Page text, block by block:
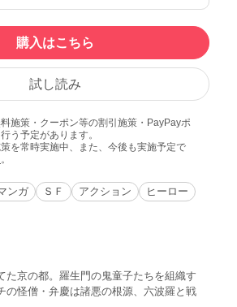
購入はこちら
試し読み
施策・クーポン等の割引施策・PayPayポ
う予定があります。
を常時実施中、また、今後も実施予定で
。
ンガ ＳＦ アクション
ヒーロー
た京の都。羅生門の鬼童子たちを組織す
の怪僧・弁慶は諸悪の根源、六波羅と戦